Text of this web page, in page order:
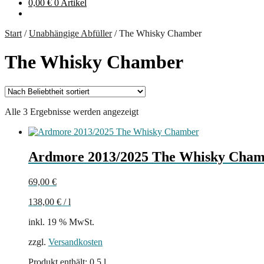
0,00 € 0 Artikel
Start /Unabhängige Abfüller/The Whisky Chamber
The Whisky Chamber
Alle 3 Ergebnisse werden angezeigtNach
sortiert
Ardmore 2013/2025 The Whisky
69,00 €
138,00 € /l
inkl. 19 % MwSt.
zzgl. Versandkosten
Produkt enthält: 0,5 l